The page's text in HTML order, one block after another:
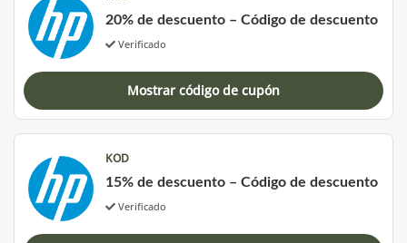
20% de descuento – Código de descuento
Verificado
Mostrar código de cupón
KOD
15% de descuento – Código de descuento
Verificado